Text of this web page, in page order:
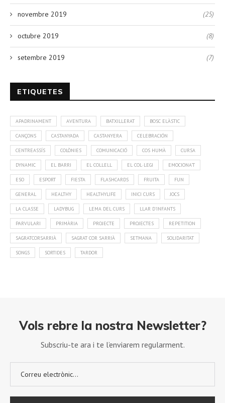
novembre 2019 (25)
octubre 2019 (8)
setembre 2019 (7)
ETIQUETES
APADRINAMENT AVENTURA BATXILLERAT BOSC ELÀSTIC
CANÇONS CASTANYADA CASTANYERA CELEBRACIÓN
CENTREASSÍS COLÒNIES COMUNICACIÓ COS HUMÀ CURSA
DYNAMIC EL BARRI EL COLLELL EL COL·LEGI EMOCIONA'T
ESO ESPORT FIESTA FLASHCARDS FRUITA FUN
GENERAL HEALTHY HEALTHYLIFE INICI CURS JOCS
LA CLASSE LADYBUG LEMA DEL CURS LLAR D'INFANTS
PARVULARI PRIMÀRIA PROJECTE PROJECTES REPETITION
SAGRATCORSARRIÀ SAGRAT COR SARRIÀ SETMANA SOLIDARITAT
SONGS SORTIDES TARDOR
Vols rebre la nostra Newsletter?
Subscriu-te ara i te l’enviarem regularment.